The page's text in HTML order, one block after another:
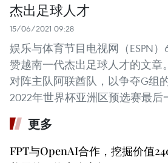
杰出足球人才
15/06/2021 09:28
娱乐与体育节目电视网（ESPN
赞越南一代杰出足球人才的文章
对阵主队阿联酋队，以争夺G组
2022年世界杯亚洲区预选赛最后
更多
FPT与OpenAI合作，挖掘价值